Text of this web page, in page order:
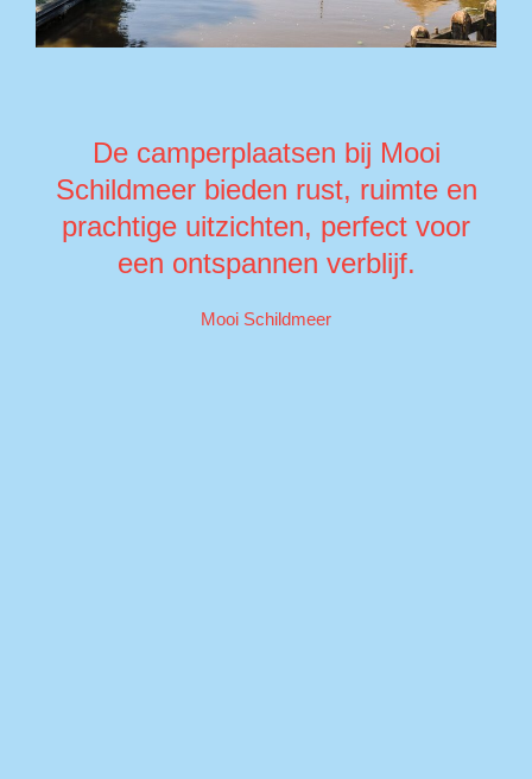
De camperplaatsen bij Mooi
Schildmeer bieden rust, ruimte en
prachtige uitzichten, perfect voor
een ontspannen verblijf.
Mooi Schildmeer